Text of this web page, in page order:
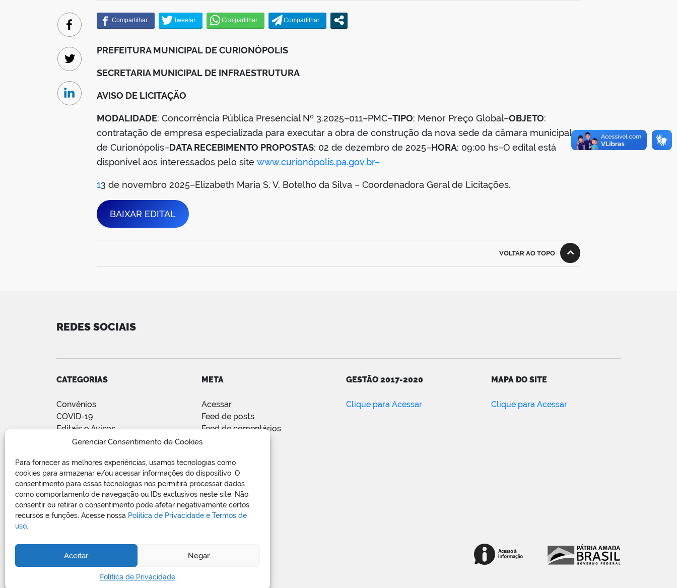
Gerenciar Consentimento de Cookies
Para fornecer as melhores experiências, usamos tecnologias como
cookies para armazenar e/ou acessar informações do dispositivo. O
consentimento para essas tecnologias nos permitirá processar dados
como comportamento de navegação ou IDs exclusivos neste site. Não
consentir ou retirar o consentimento pode afetar negativamente certos
recursos e funções. Acesse nossa Política de Privacidade e Termos de
uso.
Aceitar Negar
Política de Privacidade
PREFEITURA MUNICIPAL DE CURIONÓPOLIS
SECRETARIA MUNICIPAL DE INFRAESTRUTURA
AVISO DE LICITAÇÃO
MODALIDADE: Concorrência Pública Presencial Nº 3.2025–011–PMC–TIPO: Menor Preço Global–OBJETO:
contratação de empresa especializada para executar a obra de construção da nova sede da câmara municipal
de Curionópolis–DATA RECEBIMENTO PROPOSTAS: 02 de dezembro de 2025–HORA: 09:00 hs–O edital está
disponível aos interessados pelo site www.curionópolis.pa.gov.br–
13 de novembro 2025–Elizabeth Maria S. V. Botelho da Silva – Coordenadora Geral de Licitações.
BAIXAR EDITAL
Facebook
Twitter
Linkedin
VOLTAR AO TOPO
REDES SOCIAIS
CATEGORIAS
Convênios
COVID-19
Editais e Avisos
Notícias
de Obras Públicas
Sem categoria
Vagas de Emprego
META
Acessar
Feed de posts
Feed de comentários
WordPress.org
GESTÃO 2017-2020
Clique para Acessar
MAPA DO SITE
Clique para Acessar